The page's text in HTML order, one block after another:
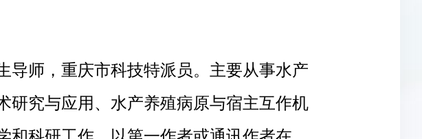
导师，重庆市科技特派员。主要从事水产
研究与应用、水产养殖病原与宿主互作机